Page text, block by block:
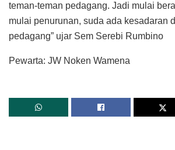
teman-teman pedagang. Jadi mulai
mulai penurunan, suda ada kesadaran
pedagang” ujar Sem Serebi Rumbino
Pewarta: JW Noken Wamena